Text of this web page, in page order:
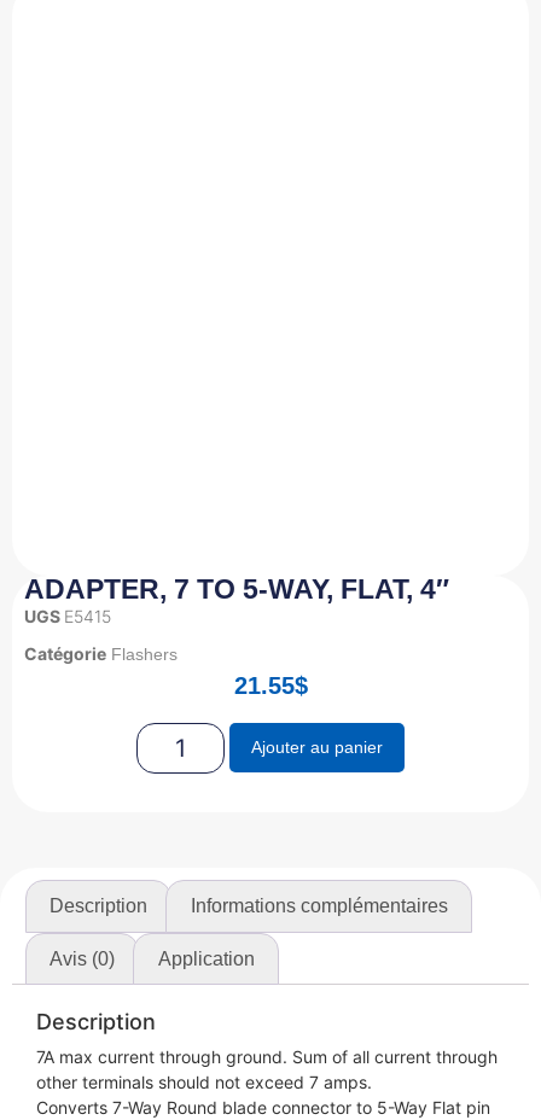
ADAPTER, 7 TO 5-WAY, FLAT, 4″
UGS E5415
Catégorie Flashers
21.55$
Ajouter au panier
Description Informations complémentaires
Avis (0) Application
Description
7A max current through ground. Sum of all current through
other terminals should not exceed 7 amps.
Converts 7-Way Round blade connector to 5-Way Flat pin